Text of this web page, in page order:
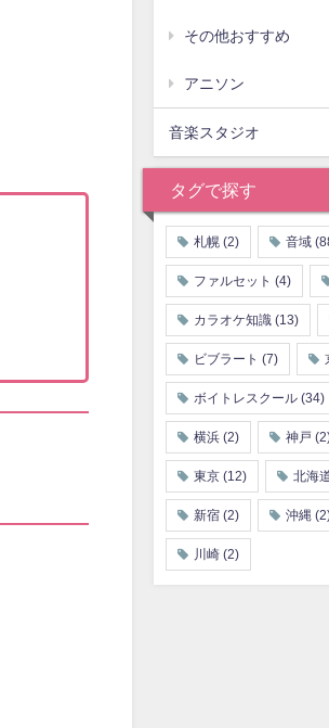
その他おすすめ
アニソン
音楽スタジオ
タグで探す
札幌(2) 音域
ファルセット (4)
カラオケ知識 (13)
ビブラート (7)
ボイトレスクール(34)
横浜(2) 神戸
東京(12) 北海
新宿(2) 沖縄
川崎(2)